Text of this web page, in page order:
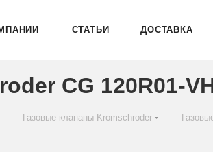
СТАТЬИ ДОСТАВКА
CG 120R01-
Газовые клапаны Kromschroder